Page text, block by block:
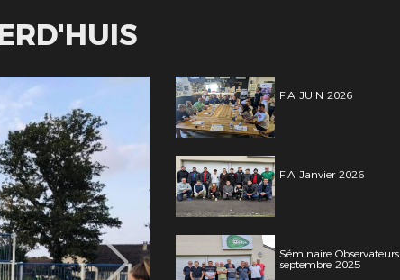
FIA JUIN 2026
FIA Janvier 2026
Séminaire Observateurs
septembre 2025